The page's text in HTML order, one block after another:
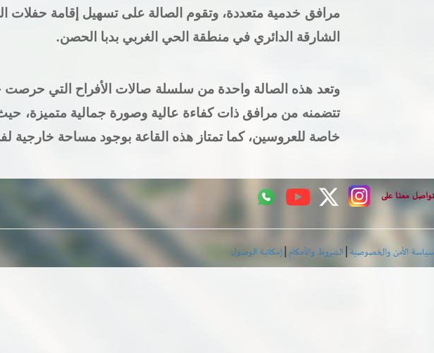
مرافق خدمية متعددة، وتقوم الصالة على تسهيل إقامة حفلات
الشارقة الدائري في منطقة الحي الغربي بدبا الحصن.
وتعد هذه الصالة واحدة من سلسلة صالات الأفراح التي حرصت
خاصة للعروسين، كما تمتاز هذه القاعة بوجود مساحة خارجية
تواصل معنا على
سياسة الأمن والخصوصية|الشروط والأحكام|إمكانية الوصول